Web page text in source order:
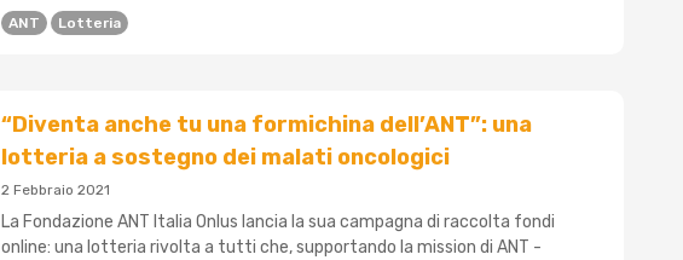
ANT Lotteria
“Diventa anche tu una formichina dell’ANT”: una
lotteria a sostegno dei malati oncologici
2 Febbraio 2021
La Fondazione ANT Italia Onlus lancia la sua campagna di raccolta fondi
online: una lotteria rivolta a tutti che, supportando la mission di ANT -